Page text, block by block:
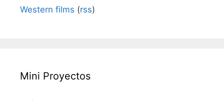
Western films (rss)
Mini Proyectos